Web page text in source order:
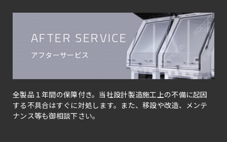
AFTER SERVICE
アフターサービス
全製品１年間の保障付き。当社設計製造施工上の不備に起因
する不具合はすぐに対処します。また、移設や改造、メンテ
ナンス等も御相談下さい。